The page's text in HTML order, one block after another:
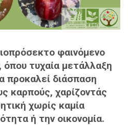
φαινόμενο
τυχαία μετάλλαξη
προκαλεί διάσπαση
καρπούς, χαρίζοντάς
χωρίς καμία
ή την οικονομία.